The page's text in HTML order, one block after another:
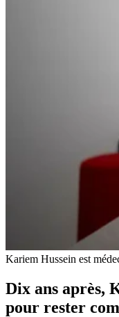
Kariem Hussein est
Dix ans après,
pour rester